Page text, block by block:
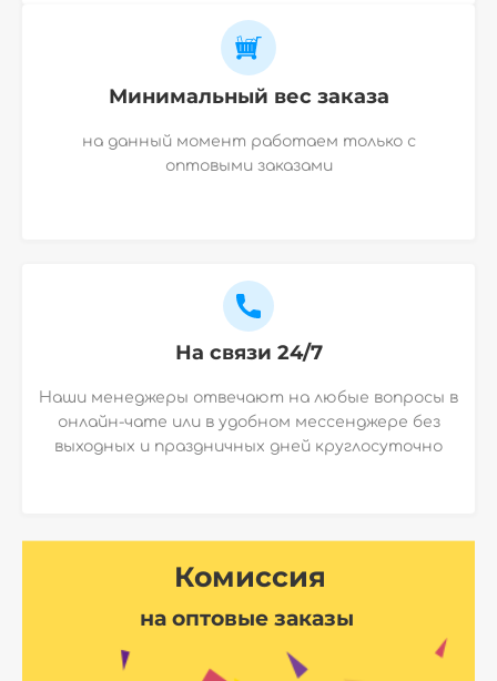
Минимальный вес заказа
на данный момент работаем только с
оптовыми заказами
На связи 24/7
Наши менеджеры отвечают на любые вопросы в
онлайн-чате или в удобном мессенджере без
выходных и праздничных дней круглосуточно
Комиссия
на оптовые заказы